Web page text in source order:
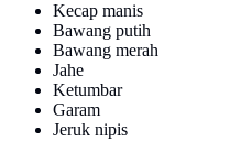
Kecap manis
Bawang putih
Bawang merah
Jahe
Ketumbar
Garam
Jeruk nipis